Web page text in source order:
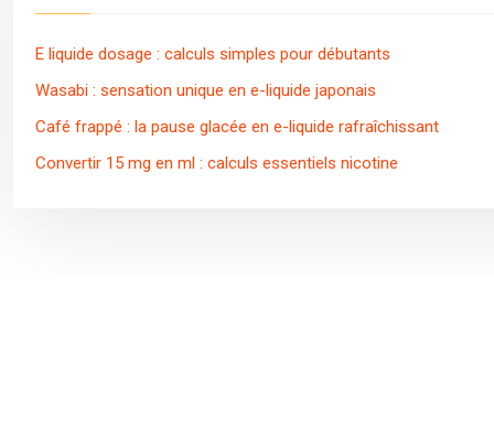
E liquide dosage : calculs simples pour débutants
Wasabi : sensation unique en e-liquide japonais
Café frappé : la pause glacée en e-liquide rafraîchissant
Convertir 15 mg en ml : calculs essentiels nicotine